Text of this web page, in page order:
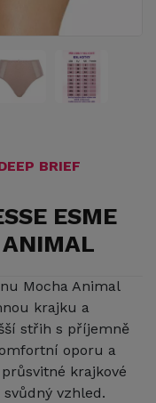
BRIEF
ESME
ANIMAL
Mocha Animal
krajku a
střih s příjemně
oporu a
krajkové
vzhled.